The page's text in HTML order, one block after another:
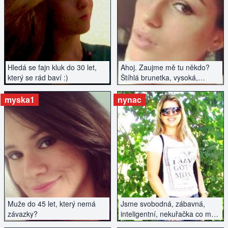
Hledá se fajn kluk do 30 let,
který se rád baví :)
ZOBRAZIT INZERÁT
Ahoj. Zaujme mě tu někdo?
Štíhlá brunetka, vysoká,
hledám milence.
ZOBRAZIT INZERÁT
Muže do 45 let, který nemá
závazky?
myska1
ZOBRAZIT INZERÁT
Jsme svobodná, zábavná,
inteligentní, nekuřačka co má
ráda turistiku a sport. Ráda
nynac
ZOBRAZIT INZERÁT